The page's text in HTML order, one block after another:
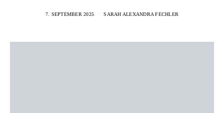
7. SEPTEMBER 2025 SARAH ALEXANDRA FECHLER